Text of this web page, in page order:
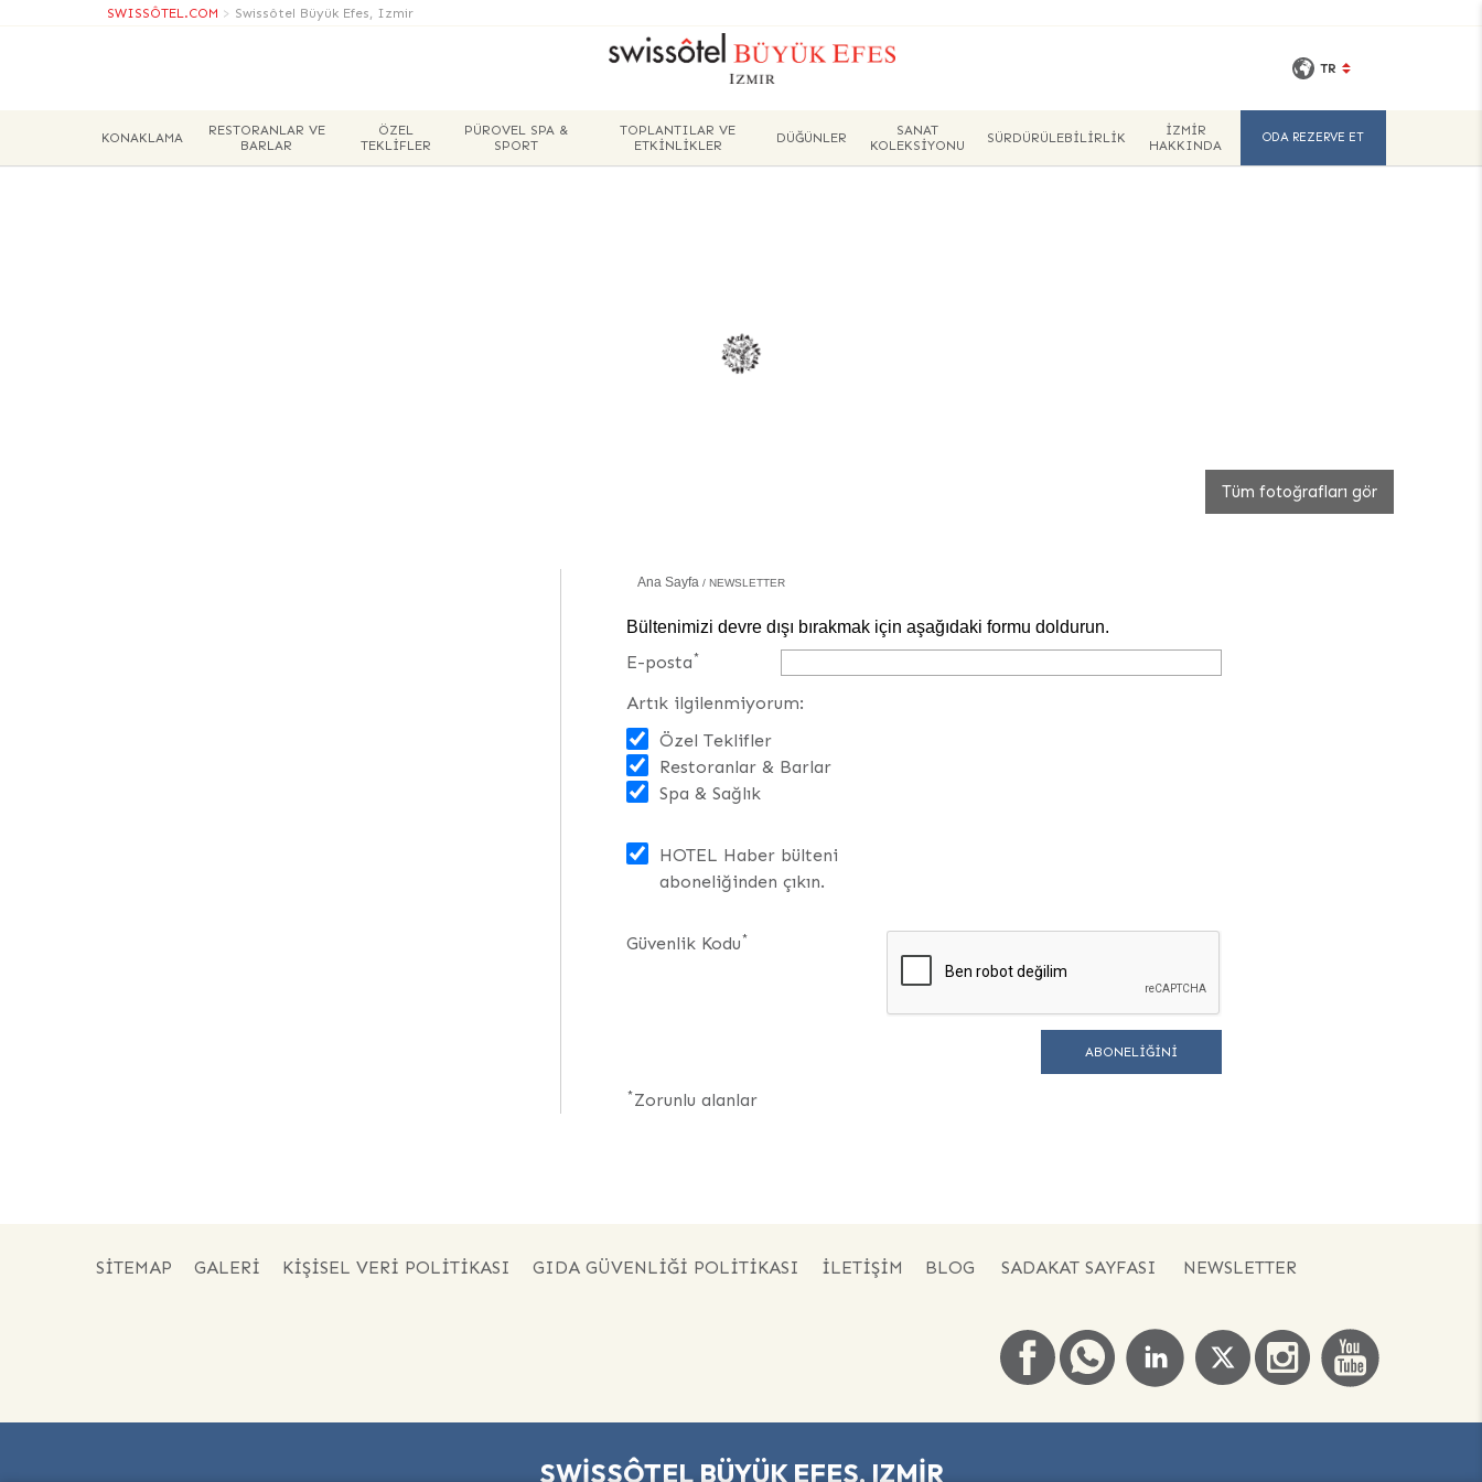
SWISSÔTEL.COM > Swissôtel Büyük Efes, Izmir
TR
KONAKLAMA
RESTORANLAR VE
BARLAR
ÖZEL
TEKLİFLER
PÜROVEL SPA &
SPORT
TOPLANTILAR VE
ETKINLIKLER
DÜĞÜNLER
SANAT
KOLEKSIYONU
SÜRDÜRÜLEBILIRLIK
IZMIR
HAKKINDA
ODA REZERVE ET
Tüm fotoğrafları gör
Ana Sayfa NEWSLETTER
Bültenimizi devre dışı bırakmak için aşağıdaki formu doldurun.
E-posta*
Artık ilgilenmiyorum:
Özel Teklifler
Restoranlar & Barlar
Spa & Sağlık
HOTEL Haber bülteni
aboneliğinden çıkın.
Güvenlik Kodu*
*Zorunlu alanlar
SITEMAP GALERI KİŞİSEL VERİ POLİTİKASI GIDA GÜVENLİĞİ POLİTİKASI İLETİŞİM BLOG SADAKAT SAYFASI NEWSLETTER
SWISSÔTEL BÜYÜK EFES, IZMIR